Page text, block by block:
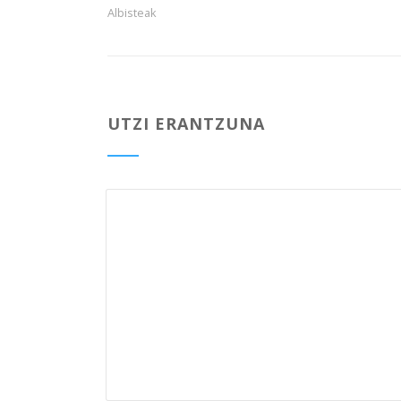
Albisteak
UTZI ERANTZUNA